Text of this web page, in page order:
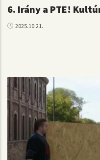
6. Irány a PTE!
2025.10.21.